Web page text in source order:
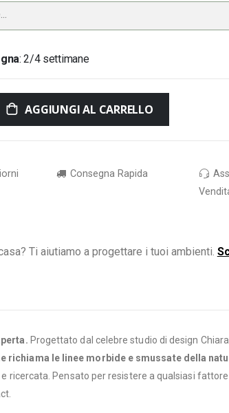
:2/4 settimane
AGGIUNGI AL CARRELLO
Consegna Rapida
Ti aiutiamo a progettare i tuoi ambienti.
Progettato dal celebre studio di design
le linee morbide e smussate della
ricercata. Pensato per resistere a qualsiasi